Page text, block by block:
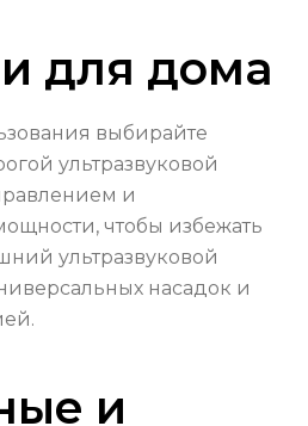
для дома
выбирайте
ультразвуковой
и
чтобы избежать
ультразвуковой
насадок и
и